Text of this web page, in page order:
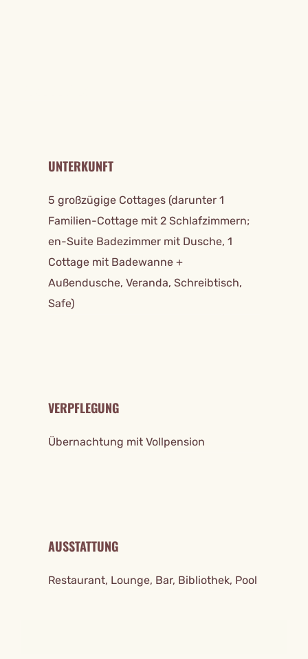
UNTERKUNFT
5 großzügige Cottages (darunter 1
Familien-Cottage mit 2 Schlafzimmern;
en-Suite Badezimmer mit Dusche, 1
Cottage mit Badewanne +
Außendusche, Veranda, Schreibtisch,
Safe)
VERPFLEGUNG
Übernachtung mit Vollpension
AUSSTATTUNG
Restaurant, Lounge, Bar, Bibliothek, Pool